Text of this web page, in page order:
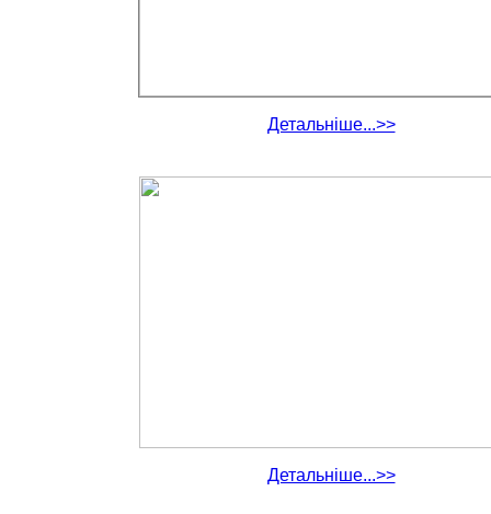
Детальніше...>>
Детальніше...>>